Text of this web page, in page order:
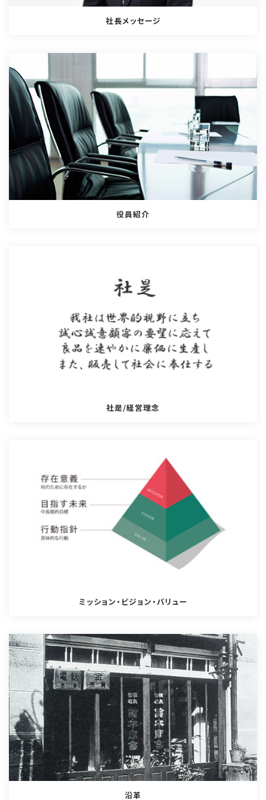
社長メッセージ
役員紹介
社是/経営理念
ミッション・ビジョン・バリュー
沿革